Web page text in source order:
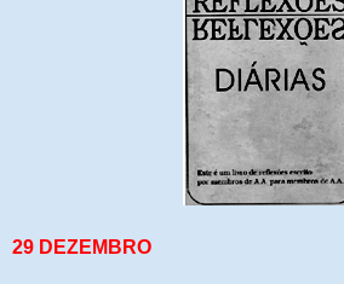
29 DEZEMBRO